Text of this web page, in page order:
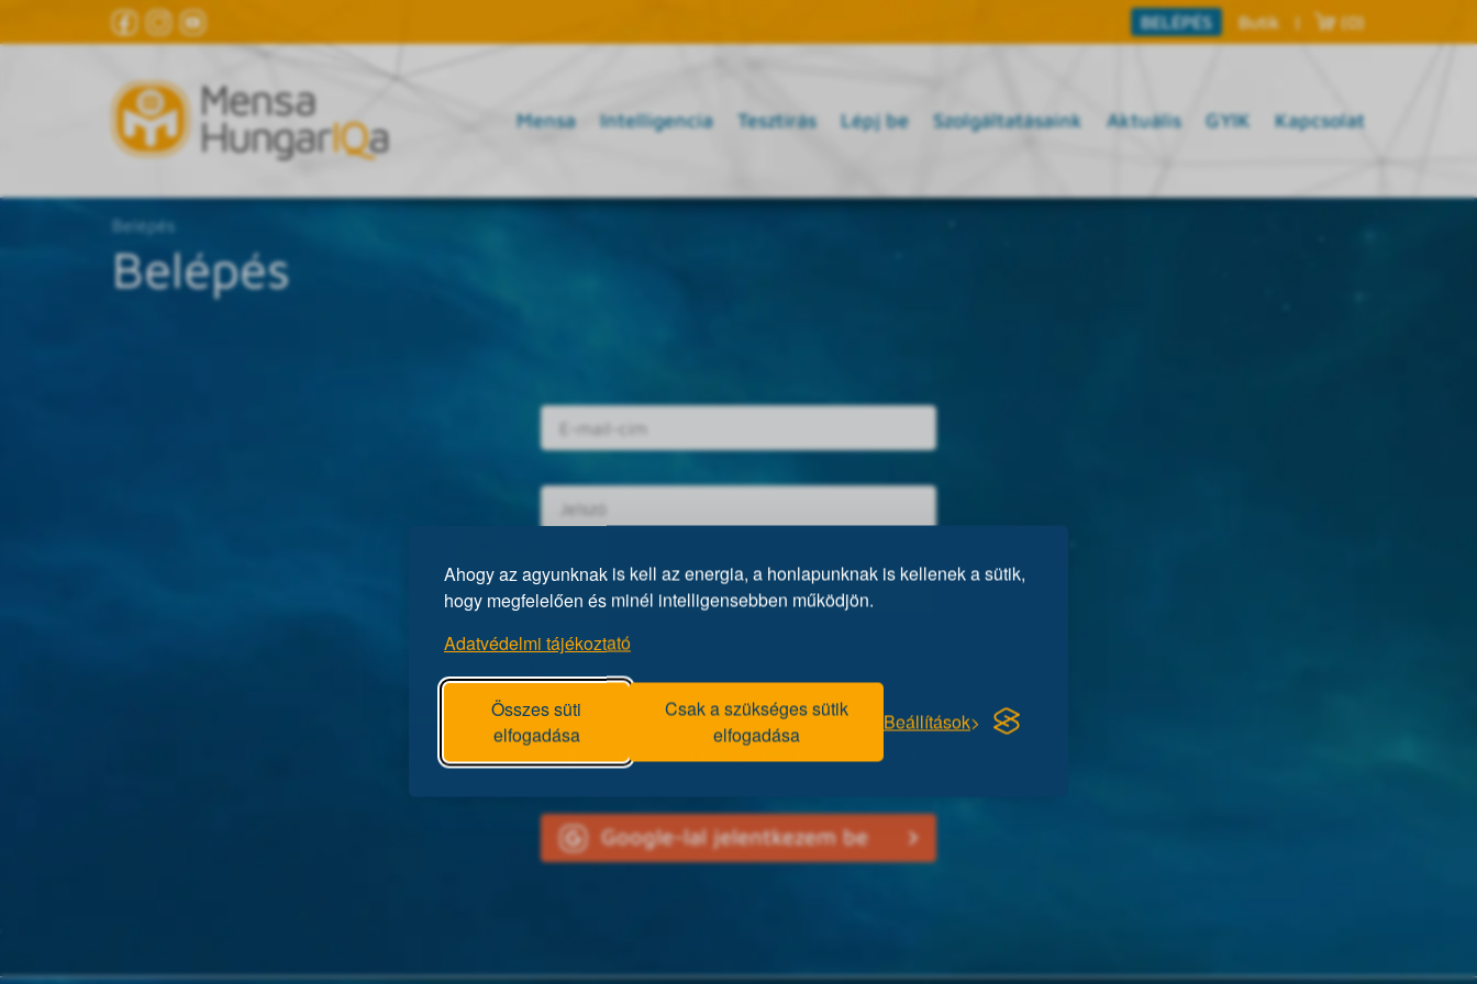
Ahogy az agyunknak is kell az energia, a honlapunknak is kellenek a sütik,
hogy megfelelően és minél intelligensebben működjön.
Adatvédelmi tájékoztató
Összes süti
elfogadása
Csak a szükséges sütik
elfogadása
Beállítások
BELÉPÉS Butik | (0)
Mensa Intelligencia Tesztírás Lépj be Szolgáltatásaink Aktuális GYIK Kapcsolat
Belépés
Belépés
Facebookkal jelentkezem be
Google-lal jelentkezem be